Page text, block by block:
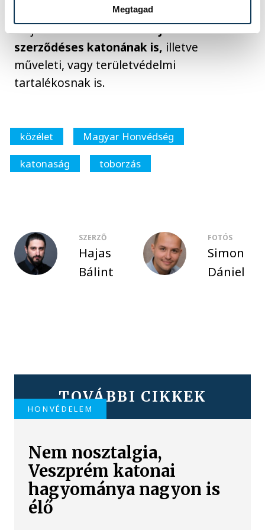
Megtagad
Kiemelték, azt önkéntes katonai szolgálat
ideje alattbármikor lehet jelentkezni
szerződéses katonának is, illetve
műveleti, vagy területvédelmi
tartalékosnak is.
közélet
Magyar Honvédség
katonaság
toborzás
SZERZŐ
Hajas
Bálint
FOTÓS
Simon
Dániel
TOVÁBBI CIKKEK
HONVÉDELEM
Nem nosztalgia,
Veszprém katonai
hagyománya nagyon is
élő